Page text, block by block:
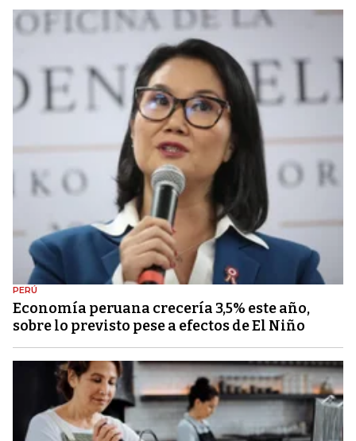
PERÚ
Economía peruana crecería 3,5% este año,
sobre lo previsto pese a efectos de El Niño